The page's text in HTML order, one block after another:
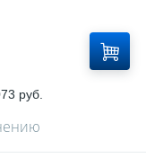
руб.